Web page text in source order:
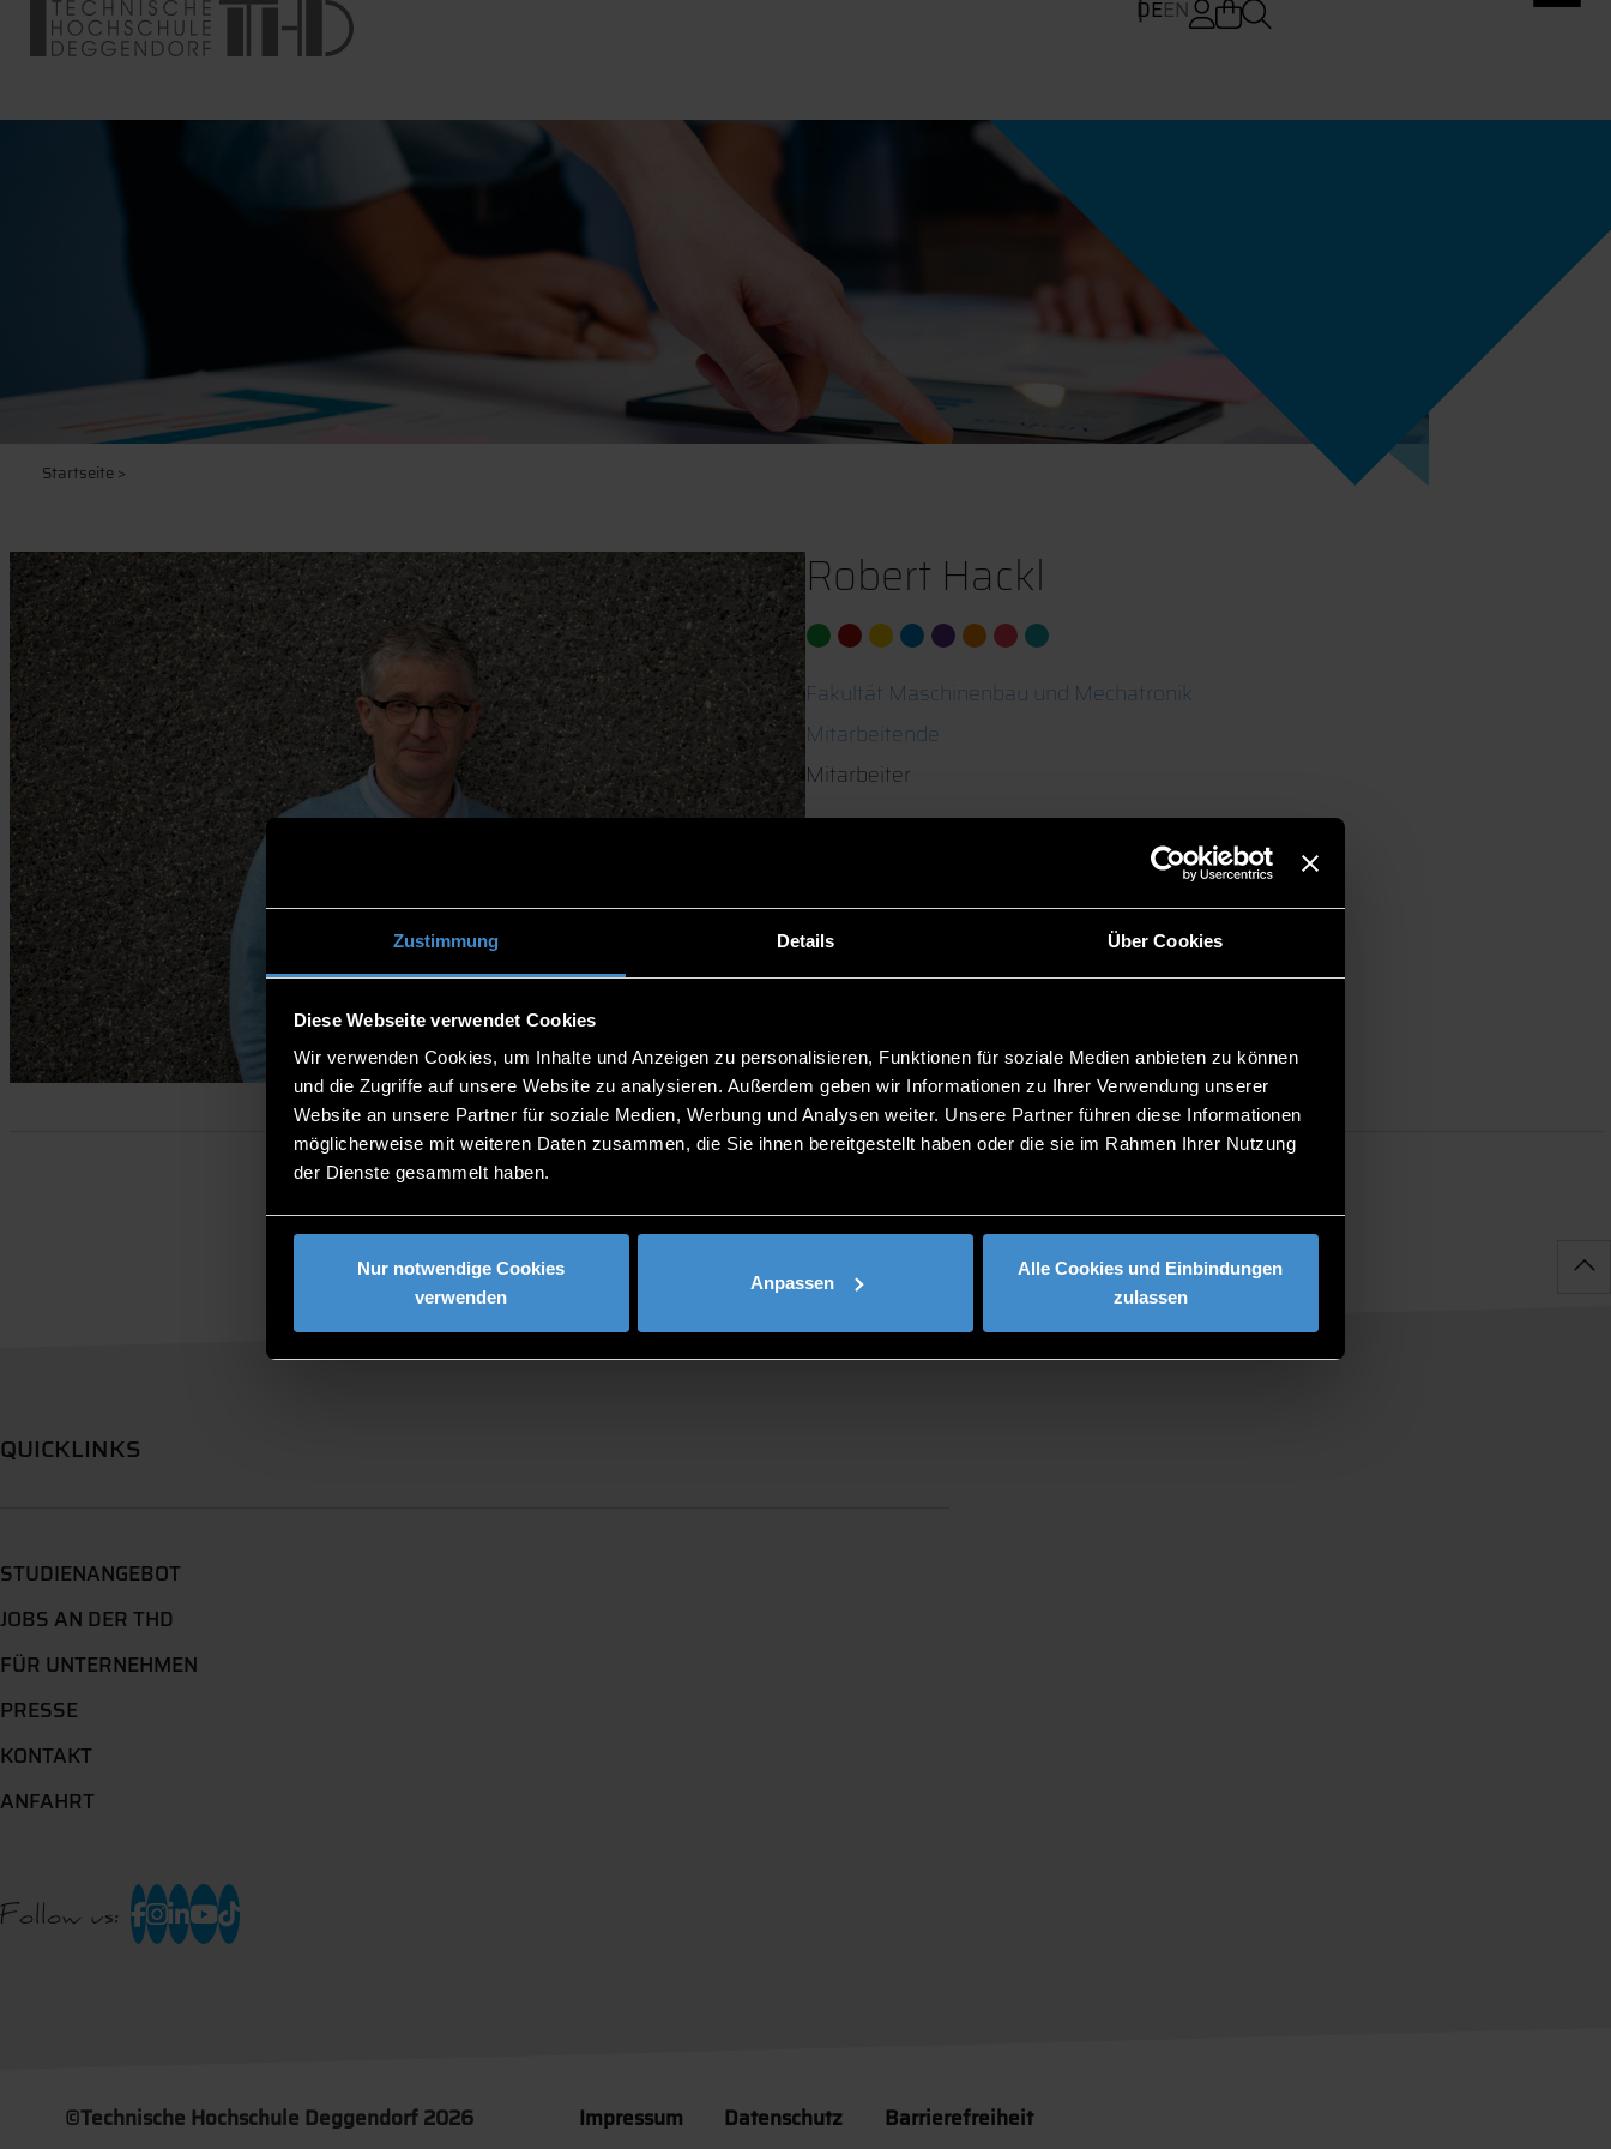
Zustimmung Details Über Cookies
Diese Webseite verwendet Cookies
Wir verwenden Cookies, um Inhalte und Anzeigen zu personalisieren, Funktionen für soziale Medien anbieten zu können
und die Zugriffe auf unsere Website zu analysieren. Außerdem geben wir Informationen zu Ihrer Verwendung unserer
Website an unsere Partner für soziale Medien, Werbung und Analysen weiter. Unsere Partner führen diese Informationen
möglicherweise mit weiteren Daten zusammen, die Sie ihnen bereitgestellt haben oder die sie im Rahmen Ihrer Nutzung
der Dienste gesammelt haben.
Nur notwendige Cookies
verwenden
Anpassen
Alle Cookies und Einbindungen
zulassen
DEEN
Startseite>
Robert Hackl
Fakultät Maschinenbau und Mechatronik
Mitarbeitende
Mitarbeiter
QUICKLINKS
STUDIENANGEBOT
JOBS AN DER THD
FÜR UNTERNEHMEN
PRESSE
KONTAKT
ANFAHRT
Follow us:
©Technische Hochschule Deggendorf 2026 Impressum Datenschutz Barrierefreiheit